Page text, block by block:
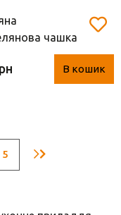
чашка
village"
порцеляна,В кошик
5